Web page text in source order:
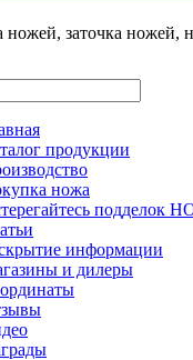
заточка ножей,
продукции
ножа
подделок
информации
и дилеры